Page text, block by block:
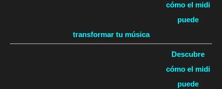
cómo el midi
puede
transformar tu música
Descubre
cómo el midi
puede